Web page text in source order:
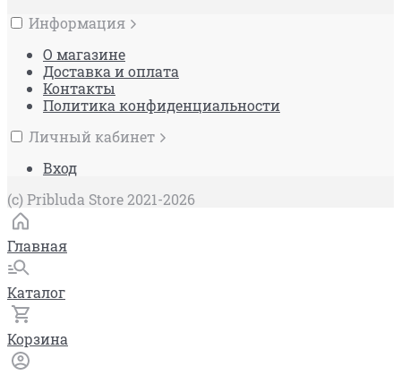
Информация
О магазине
Доставка и оплата
Контакты
Политика конфиденциальности
Личный кабинет
Вход
(c) Pribluda Store 2021-2026
Главная
Каталог
Корзина